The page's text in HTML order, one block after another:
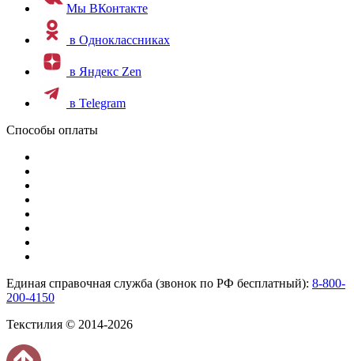
Мы ВКонтакте
в Одноклассниках
в Яндекс Zen
в Telegram
Способы оплаты
Единая справочная служба (звонок по РФ бесплатный): 8-800-
200-4150
Текстилия © 2014-2026